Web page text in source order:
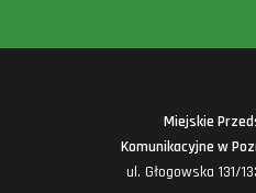
Miejskie
Komunikacyjne w
ul. Głogowska 131/